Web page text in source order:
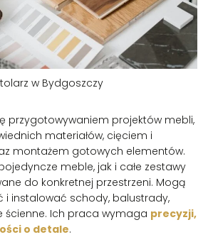
w Bydgoszczy
przygotowywaniem projektów mebli,
materiałów, cięciem i
montażem gotowych elementów.
meble, jak i całe zestawy
do konkretnej przestrzeni. Mogą
i instalować schody, balustrady,
ścienne. Ich praca wymaga precyzji,
o detale.